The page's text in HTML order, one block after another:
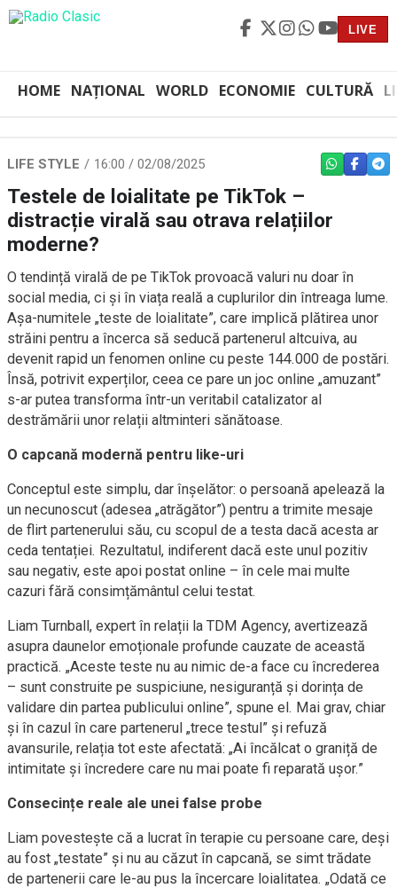
LIVE
HOME NAȚIONAL WORLD ECONOMIE CULTURĂ
LIFE STYLE 16:00 / 02/08/2025 WHATSAPP
Testele de loialitate pe TikTok –
distracție virală sau otrava relațiilor
moderne?
O tendință virală de pe TikTok provoacă valuri nu doar în
social media, ci și în viața reală a cuplurilor din întreaga lume.
Așa-numitele „teste de loialitate”, care implică plătirea unor
străini pentru a încerca să seducă partenerul altcuiva, au
devenit rapid un fenomen online cu peste 144.000 de postări.
Însă, potrivit experților, ceea ce pare un joc online „amuzant”
s-ar putea transforma într-un veritabil catalizator al
destrămării unor relații altminteri sănătoase.
O capcană modernă pentru like-uri
Conceptul este simplu, dar înșelător: o persoană apelează la
un necunoscut (adesea „atrăgător”) pentru a trimite mesaje
de flirt partenerului său, cu scopul de a testa dacă acesta ar
ceda tentației. Rezultatul, indiferent dacă este unul pozitiv
sau negativ, este apoi postat online – în cele mai multe
cazuri fără consimțământul celui testat.
Liam Turnball, expert în relații la TDM Agency, avertizează
asupra daunelor emoționale profunde cauzate de această
practică. „Aceste teste nu au nimic de-a face cu încrederea
– sunt construite pe suspiciune, nesiguranță și dorința de
validare din partea publicului online”, spune el. Mai grav, chiar
și în cazul în care partenerul „trece testul” și refuză
avansurile, relația tot este afectată: „Ai încălcat o graniță de
intimitate și încredere care nu mai poate fi reparată ușor.”
Consecințe reale ale unei false probe
Liam povestește că a lucrat în terapie cu persoane care, deși
au fost „testate” și nu au căzut în capcană, se simt trădate
de partenerii care le-au pus la încercare loialitatea. „Odată ce